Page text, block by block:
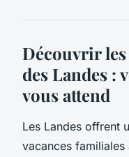
Découvrir
des Landes :
vous attend
Les Landes offrent
vacances familiales